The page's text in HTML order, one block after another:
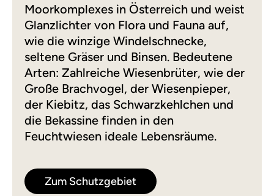
Moorkomplexes in Österreich und weist
Glanzlichter von Flora und Fauna auf,
wie die winzige Windelschnecke,
seltene Gräser und Binsen. Bedeutene
Arten: Zahlreiche Wiesenbrüter, wie der
Große Brachvogel, der Wiesenpieper,
der Kiebitz, das Schwarzkehlchen und
die Bekassine finden in den
Feuchtwiesen ideale Lebensräume.
Zum Schutzgebiet